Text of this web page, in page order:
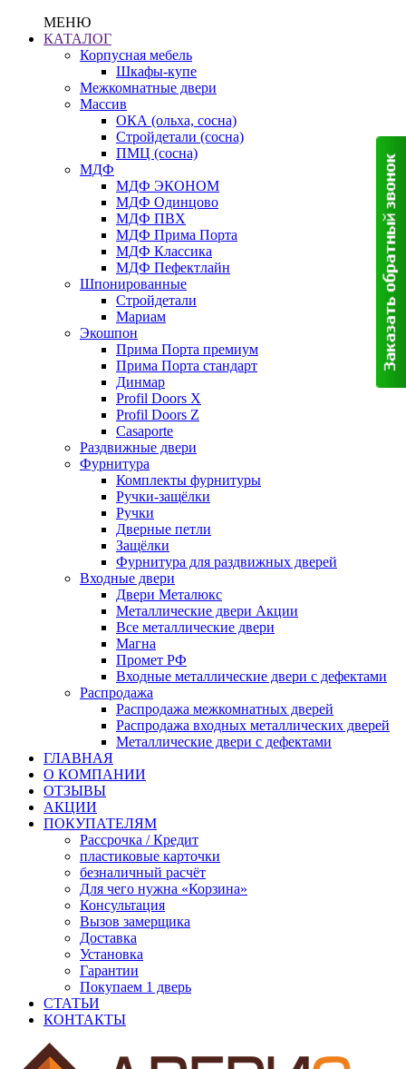
МЕНЮ
КАТАЛОГ
Корпусная мебель
Шкафы-купе
Межкомнатные двери
Массив
ОКА (ольха, сосна)
Стройдетали (сосна)
ПМЦ (сосна)
МДФ
МДФ ЭКОНОМ
МДФ Одинцово
МДФ ПВХ
МДФ Прима Порта
МДФ Классика
МДФ Пефектлайн
Шпонированные
Стройдетали
Мариам
Экошпон
Прима Порта премиум
Прима Порта стандарт
Динмар
Profil Doors X
Profil Doors Z
Casaporte
Раздвижные двери
Фурнитура
Комплекты фурнитуры
Ручки-защёлки
Ручки
Дверные петли
Защёлки
Фурнитура для раздвижных дверей
Входные двери
Двери Металюкс
Металлические двери Акции
Все металлические двери
Магна
Промет РФ
Входные металлические двери с дефектами
Распродажа
Распродажа межкомнатных дверей
Распродажа входных металлических дверей
Металлические двери с дефектами
ГЛАВНАЯ
О КОМПАНИИ
ОТЗЫВЫ
АКЦИИ
ПОКУПАТЕЛЯМ
Рассрочка / Кредит
пластиковые карточки
безналичный расчёт
Для чего нужна «Корзина»
Консультация
Вызов замерщика
Доставка
Установка
Гарантии
Покупаем 1 дверь
СТАТЬИ
КОНТАКТЫ